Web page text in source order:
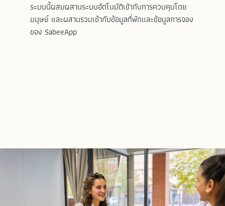
ระบบนี้ผสมผสานระบบอัตโนมัติเข้ากับการควบคุมโดย
มนุษย์ และผสานรวมเข้ากับข้อมูลที่พักและข้อมูลการจอง
ของ SabeeApp